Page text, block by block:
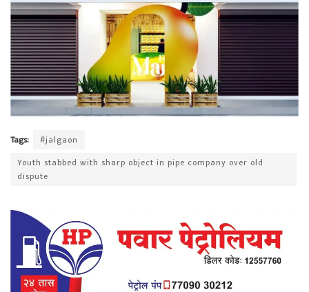
Tags:
#jalgaon
Youth stabbed with sharp object in pipe company over old
dispute